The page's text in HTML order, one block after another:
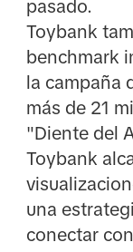
pasado.
Toybank
benchmark
la campaña
más de 21
"Diente del
Toybank
una
conectar